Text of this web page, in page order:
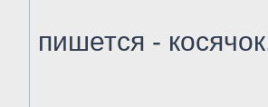
пишется -